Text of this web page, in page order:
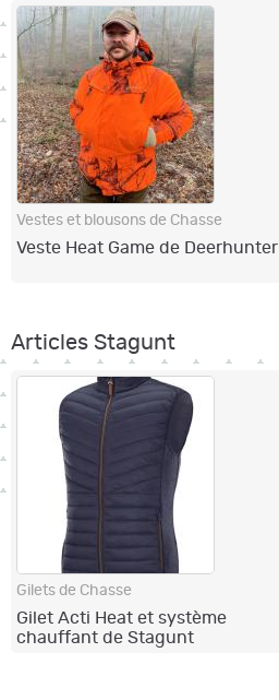
Vestes et blousons de Chasse
Veste Heat Game de Deerhunter
Articles Stagunt
Gilets de Chasse
Gilet Acti Heat et système
chauffant de Stagunt